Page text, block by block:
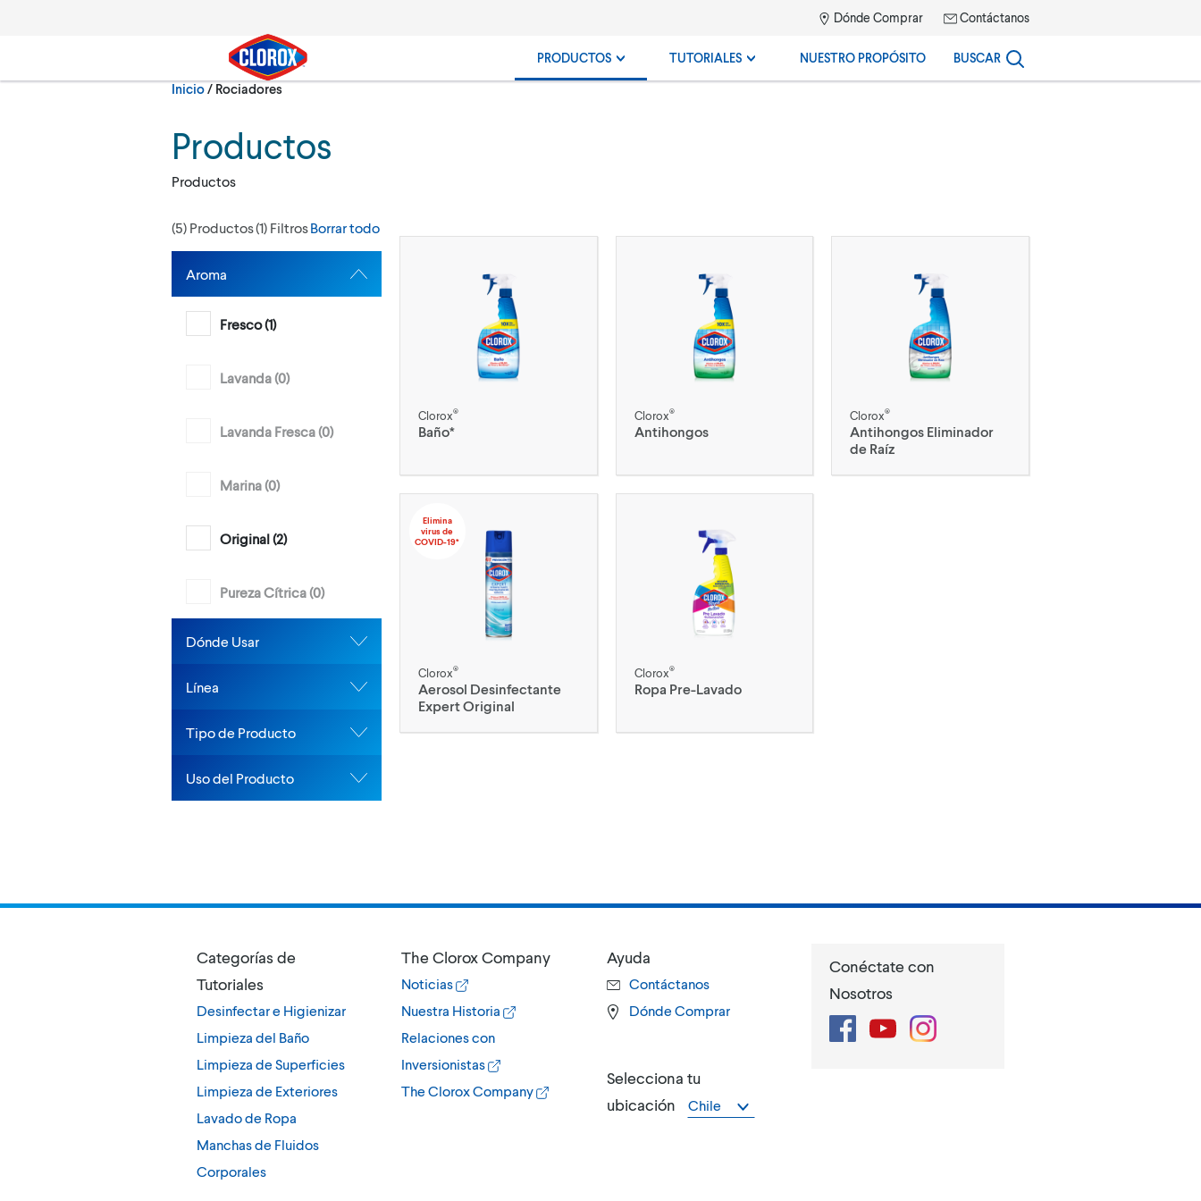
Dónde Comprar Contáctanos
PRODUCTOS TUTORIALES NUESTRO PROPÓSITO BUSCAR
Inicio/Actualmente:
Rociadores
Productos
Productos
(5) Productos(1) FiltrosBorrar todo
Aroma
Fresco (1)
Lavanda (0)
Lavanda Fresca (0)
Marina (0)
Original (2)
Pureza Cítrica (0)
Dónde Usar
Línea
Tipo de Producto
Uso del Producto
Clorox®
Baño*
Clorox®
Antihongos
Clorox®
Antihongos Eliminador
de Raíz
Elimina
virus de
COVID-19*
Clorox®
Aerosol Desinfectante
Expert Original
Clorox®
Ropa Pre-Lavado
Categorías de
Tutoriales
Desinfectar e Higienizar
Limpieza del Baño
Limpieza de Superficies
Limpieza de Exteriores
Lavado de Ropa
Manchas de Fluidos
Corporales
The Clorox Company
Noticias
Nuestra Historia
Relaciones con
Inversionistas
The Clorox Company
Ayuda
Contáctanos
Dónde Comprar
Selecciona tu
ubicación
Chile
Conéctate con
Nosotros
FacebookYouTubeInstagram